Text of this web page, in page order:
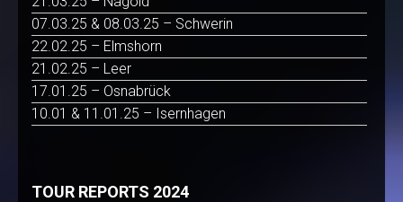
07.03.25 & 08.03.25 – Schwerin
22.02.25 – Elmshorn
21.02.25 – Leer
17.01.25 – Osnabrück
10.01 & 11.01.25 – Isernhagen
TOUR REPORTS 2024